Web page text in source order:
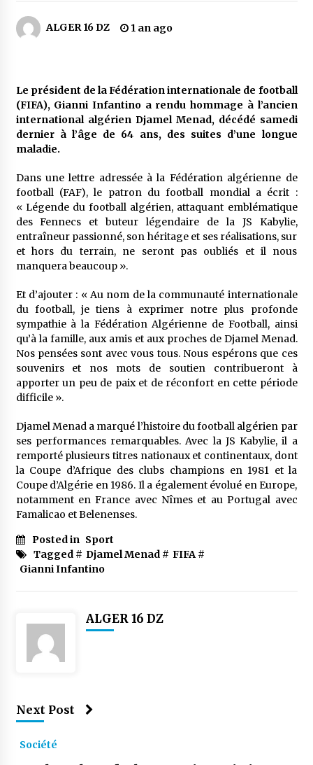
La Gendarmerie nationale lance ses comptes
officiels sur les réseaux sociaux
1 semaine ago
dédiée aux voyages à l’étranger
1 semaine ago
En service à partir du 1er août prochain :
Lancement de la plateforme numérique dédiée
à l’importation
1 semaine ago
Affaires religieuses : Ouverture des
candidatures au concours du Prix national du
meilleur prêche du vendredi
2 semaines ago
Droit à l’affiliation au régime national de
sensibilisation au profit de la communauté
Lancement d’une campagne nationale de
sensibilisation sur la lutte contre le travail
informel
2 semaines ago
Première voiture de course conçue et
fabriquée localement : Une équipe d’étudiants
algériens participe à une compétition
3 semaines ago
cursus intégré à la licence en communication
ALGER 16 DZ 1 an ago
Le président de la Fédération internationale de football
(FIFA), Gianni Infantino a rendu hommage à l’ancien
international algérien Djamel Menad, décédé samedi
dernier à l’âge de 64 ans, des suites d’une longue
maladie.
Dans une lettre adressée à la Fédération algérienne de
football (FAF), le patron du football mondial a écrit :
« Légende du football algérien, attaquant emblématique
des Fennecs et buteur légendaire de la JS Kabylie,
entraîneur passionné, son héritage et ses réalisations, sur
et hors du terrain, ne seront pas oubliés et il nous
manquera beaucoup ».
Et d’ajouter : « Au nom de la communauté internationale
du football, je tiens à exprimer notre plus profonde
sympathie à la Fédération Algérienne de Football, ainsi
qu’à la famille, aux amis et aux proches de Djamel Menad.
Nos pensées sont avec vous tous. Nous espérons que ces
souvenirs et nos mots de soutien contribueront à
apporter un peu de paix et de réconfort en cette période
difficile ».
Djamel Menad a marqué l’histoire du football algérien par
ses performances remarquables. Avec la JS Kabylie, il a
remporté plusieurs titres nationaux et continentaux, dont
la Coupe d’Afrique des clubs champions en 1981 et la
Coupe d’Algérie en 1986. Il a également évolué en Europe,
notamment en France avec Nîmes et au Portugal avec
Famalicao et Belenenses.
Posted in Sport
Tagged # Djamel Menad# FIFA#
Gianni Infantino
ALGER 16 DZ
Next Post
Société